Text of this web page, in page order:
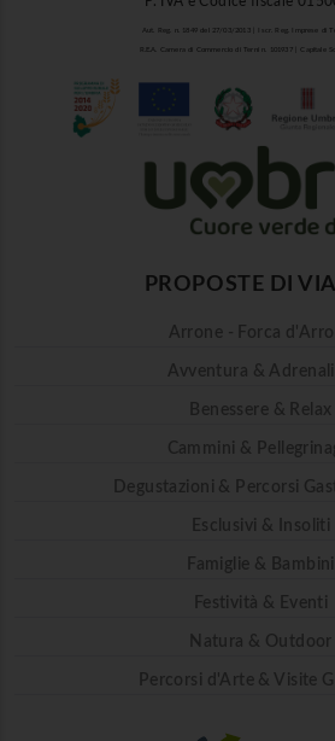
Aut. Reg. n. 1849 del 27/03/2013 | Iscr. Reg. Imprese di
R.E.A. Camera di Commercio di Terni n. 101937 | Capitale
PROPOSTE DI
Arrone - Forca
Avventura &
Benessere & Relax
Cammini &
Degustazioni & Percorsi
Esclusivi & Insoliti
Famiglie & Bambini
Festività & Eventi
Natura & Outdoor
Percorsi d'Arte & Visite